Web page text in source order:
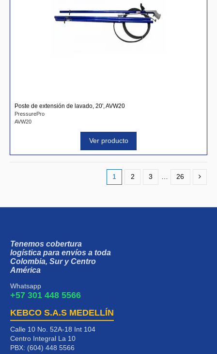
Poste de extensión de lavado, 20', AVW20
PressurePro
AVW20
Ver producto
1 2 3 … 26
Tenemos cobertura
logística para envíos a toda
Colombia, Sur y Centro
América
Whatsapp
+57 301 448 5566
KEBCO S.A.S MEDELLÍN
Calle 10 No. 52A-18 Int 104
Centro Integral La 10
PBX: (604) 448 5566